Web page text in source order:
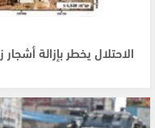
الاحتلال يخطر بإزالة